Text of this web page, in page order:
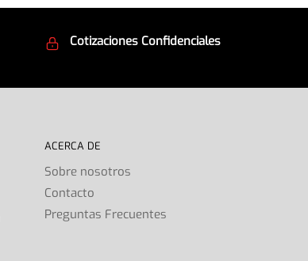
Cotizaciones Confidenciales
ACERCA DE
Sobre nosotros
Contacto
Preguntas Frecuentes